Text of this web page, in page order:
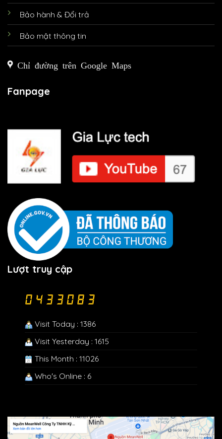
Bảo hành & Đổi trả
Bảo mật thông tin
Chỉ đường trên Google Maps
Fanpage
Lượt truy cập
Visit Today : 1386
Visit Yesterday : 1615
This Month : 11026
Who's Online : 6